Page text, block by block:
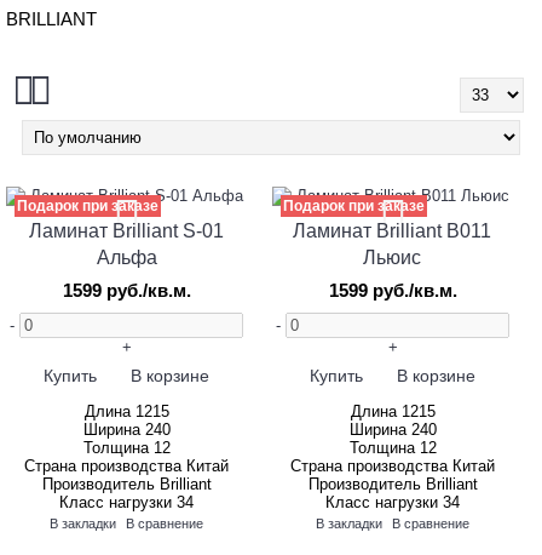
BRILLIANT
Подарок при заказе
Ламинат Brilliant S-01
Альфа
1599 руб./кв.м.
-
+
Купить В корзине
Длина 1215
Ширина 240
Толщина 12
Страна производства Китай
Производитель Brilliant
Класс нагрузки 34
В закладки В сравнение
Подарок при заказе
Ламинат Brilliant B011
Льюис
1599 руб./кв.м.
-
+
Купить В корзине
Длина 1215
Ширина 240
Толщина 12
Страна производства Китай
Производитель Brilliant
Класс нагрузки 34
В закладки В сравнение